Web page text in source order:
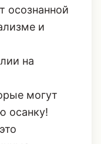
осознанной
и
на
могут
осанку!